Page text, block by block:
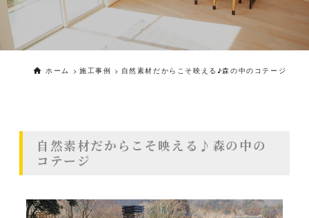
ホーム 施工事例 自然素材だからこそ映える♪森の中のコテージ
自然素材だからこそ映える♪森の中の
コテージ